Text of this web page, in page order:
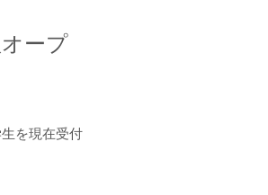
ープ
を現在受付